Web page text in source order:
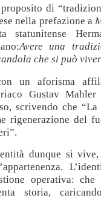
di
nella prefazione a
statunitense
Avere una
che si può
un aforisma
Gustav
scrivendo che
rigenerazione del
dunque si
operativa: che
storia,